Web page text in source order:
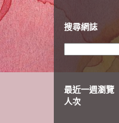
搜尋網誌
最近一週瀏覽
人次